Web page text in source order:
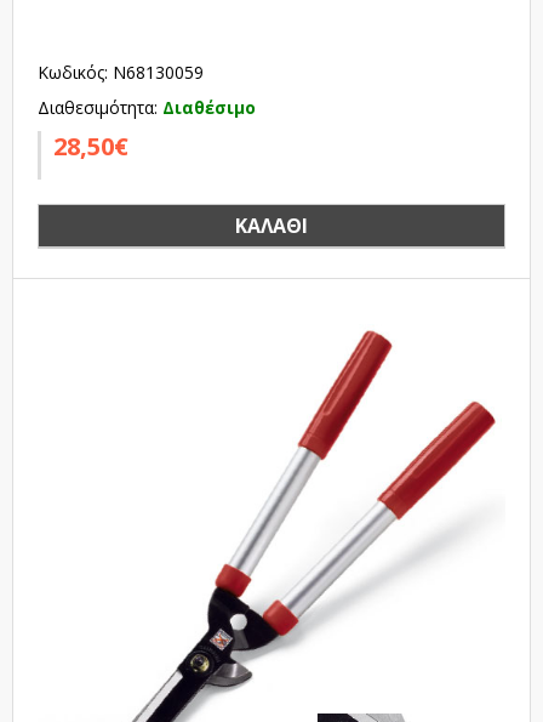
Κωδικός: N68130059
Διαθεσιμότητα: Διαθέσιμο
28,50€
ΚΑΛΆΘΙ